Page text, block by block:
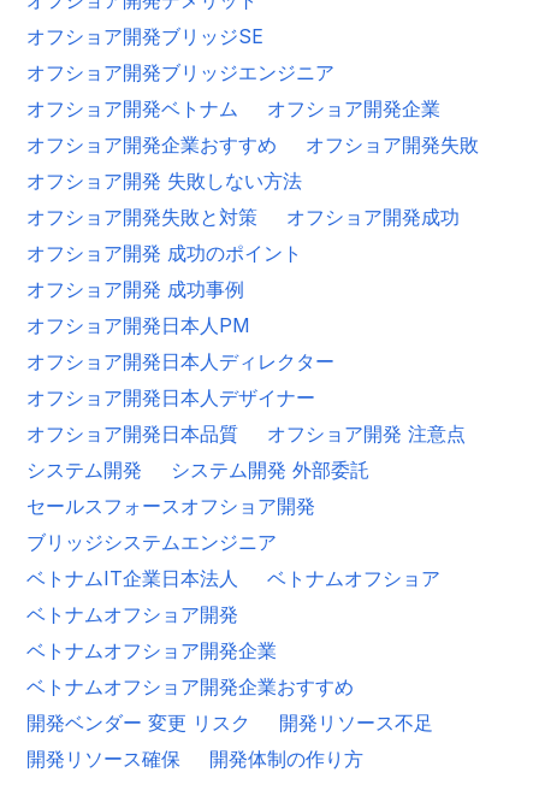
オフショア開発ブリッジSE
オフショア開発ブリッジエンジニア
オフショア開発ベトナム
オフショア開発企業
オフショア開発企業おすすめ
オフショア開発失敗
オフショア開発 失敗しない方法
オフショア開発失敗と対策
オフショア開発成功
オフショア開発 成功のポイント
オフショア開発 成功事例
オフショア開発日本人PM
オフショア開発日本人ディレクター
オフショア開発日本人デザイナー
オフショア開発日本品質
オフショア開発 注意点
システム開発
システム開発 外部委託
セールスフォースオフショア開発
ブリッジシステムエンジニア
ベトナムIT企業日本法人
ベトナムオフショア
ベトナムオフショア開発
ベトナムオフショア開発企業
ベトナムオフショア開発企業おすすめ
開発ベンダー 変更 リスク
開発リソース不足
開発リソース確保
開発体制の作り方